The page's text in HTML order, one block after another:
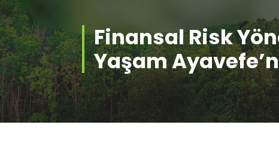
Finansal Risk
Yaşam